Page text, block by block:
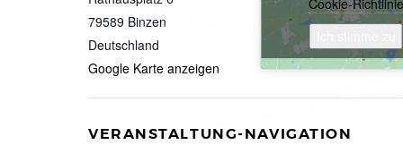
79589 Binzen
Deutschland
Google Karte anzeigen
Cookie-Richtlinie
VERANSTALTUNG-NAVIGATION